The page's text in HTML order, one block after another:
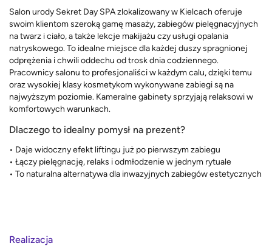
Salon urody Sekret Day SPA zlokalizowany w Kielcach oferuje
swoim klientom szeroką gamę masaży, zabiegów pielęgnacyjnych
na twarz i ciało, a także lekcje makijażu czy usługi opalania
natryskowego. To idealne miejsce dla każdej duszy spragnionej
odprężenia i chwili oddechu od trosk dnia codziennego.
Pracownicy salonu to profesjonaliści w każdym calu, dzięki temu
oraz wysokiej klasy kosmetykom wykonywane zabiegi są na
najwyższym poziomie. Kameralne gabinety sprzyjają relaksowi w
komfortowych warunkach.
Dlaczego to idealny pomysł na prezent?
• Daje widoczny efekt liftingu już po pierwszym zabiegu
• Łączy pielęgnację, relaks i odmłodzenie w jednym rytuale
• To naturalna alternatywa dla inwazyjnych zabiegów estetycznych
Realizacja